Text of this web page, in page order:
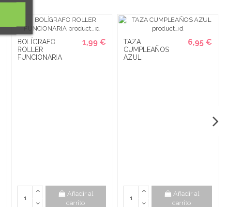
BOLÍGRAFO
ROLLER
FUNCIONARIA
1,99 €
Añadir al
carrito
TAZA
CUMPLEAÑOS
AZUL
6,95 €
Añadir al
carrito